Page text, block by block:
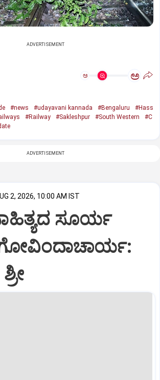
ADVERTISEMENT
ಅ ಅ
#news #udayavani kannada #Bengaluru
#Hass
#Railway #Sakleshpur #South Western
#C
ADVERTISEMENT
2, 2026, 10:00 AM IST
ಸೂರ್ಯ